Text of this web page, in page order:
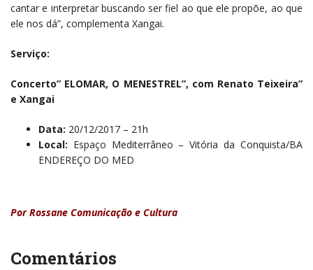
cantar e interpretar buscando ser fiel ao que ele propõe, ao que
ele nos dá”, complementa Xangai.
Serviço:
Concerto” ELOMAR, O MENESTREL”, com Renato Teixeira”
e Xangai
Data: 20/12/2017 – 21h
Local: Espaço Mediterrâneo – Vitória da Conquista/BA
ENDEREÇO DO MED
Por Rossane Comunicação e Cultura
Comentários